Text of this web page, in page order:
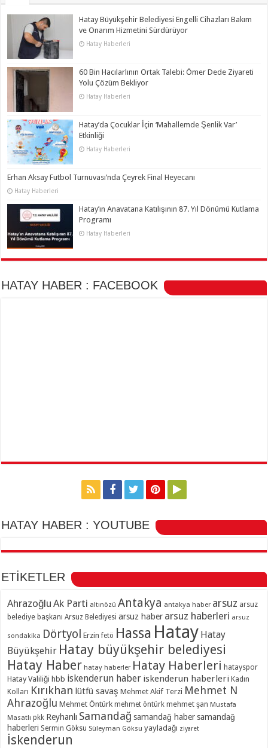
Hatay Büyükşehir Belediyesi Engelli Cihazları Bakım
ve Onarım Hizmetini Sürdürüyor
Hatay Haberleri
60 Bin Hacılarlının Ortak Talebi: Ömer Dede Ziyareti
Yolu Çözüm Bekliyor
Hatay Haberleri
Hatay’da Çocuklar İçin ‘Mahallemde Şenlik Var’
Etkinliği
Hatay Haberleri
Erhan Aksay Futbol Turnuvası’nda Çeyrek Final Heyecanı
Hatay Haberleri
Hatay’ın Anavatana Katılışının 87. Yıl Dönümü Kutlama
Programı
Hatay Haberleri
HATAY HABER : FACEBOOK
HATAY HABER : YOUTUBE
ETİKETLER
Ahrazoğlu Ak Parti altınözü Antakya antakya haber arsuz arsuz
belediye başkanı Arsuz Belediyesi arsuz haber arsuz haberleri arsuz
sondakika Dörtyol Erzin fetö Hassa Hatay Hatay
Büyükşehir Hatay büyükşehir belediyesi
Hatay Haber hatay haberler Hatay Haberleri hatayspor
Hatay Valiliği hbb iskenderun haber iskenderun haberleri Kadın
Kolları Kırıkhan lütfü savaş Mehmet Akif Terzi Mehmet N
Ahrazoğlu Mehmet Öntürk mehmet öntürk mehmet şan Mustafa
Masatlı pkk Reyhanlı Samandağ samandağ haber samandağ
haberleri Sermin Göksu Süleyman Göksu yayladağı ziyaret
İskenderun